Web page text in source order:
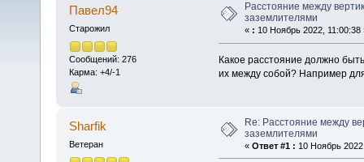
Павел94
Старожил
Сообщений: 276
Карма: +4/-1
Расстояние между
заземлителями
« : 10 Ноябрь 2022, 11:00:38
Какое расстояние должно
их между собой? Например
Sharfik
Ветеран
Re: Расстояние между
заземлителями
« Ответ #1 : 10 Ноябрь